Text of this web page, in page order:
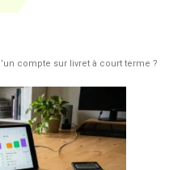
compte sur livret à court terme ?